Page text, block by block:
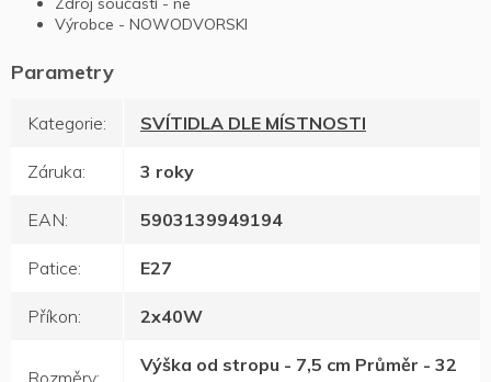
Výrobce - NOWODVORSKI
Kategorie: SVÍTIDLA DLE MÍSTNOSTI
Záruka: 3 roky
EAN: 5903139949194
Patice: E27
Příkon: 2x40W
Výška od stropu - 7,5 cm Průměr - 32